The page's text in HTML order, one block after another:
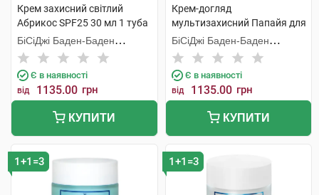
Крем захисний світлий
Абрикос SPF25 30 мл 1 туба
БіСіДжі Баден-Баден
Косметікс Груп Гмбх
Є в наявності
від 1135.00 грн
КУПИТИ
Крем-догляд
мультизахисний Папайя для
нормальної сухої шкіри 50
мл 1 банка
БіСіДжі Баден-Баден
Косметікс Груп Гмбх
Є в наявності
від 1135.00 грн
КУПИТИ
1+1=3 1+1=3